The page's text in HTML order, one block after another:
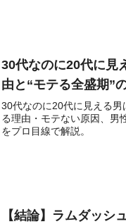
30代なのに20代に見
由と“モテる全盛期”
30代なのに20代に見える
る理由・モテない原因、男
をプロ目線で解説。
【結論】ラムダッシ